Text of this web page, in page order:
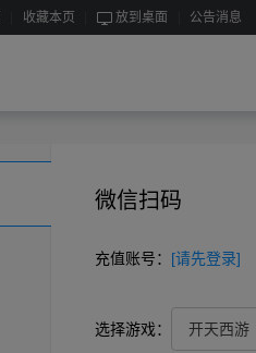
收藏本页 放到桌面 公告消息
微信扫码
充值账号： [请先登录]
选择游戏： 开天西游